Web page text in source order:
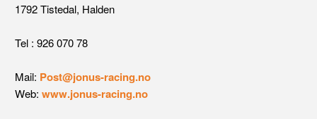
1792 Tistedal, Halden
Tel : 926 070 78
Mail: Post@jonus-racing.no
Web: www.jonus-racing.no